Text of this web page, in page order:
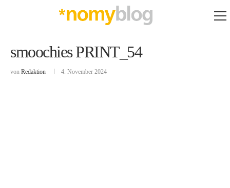
smoochies PRINT_54
von Redaktion 4. November 2024